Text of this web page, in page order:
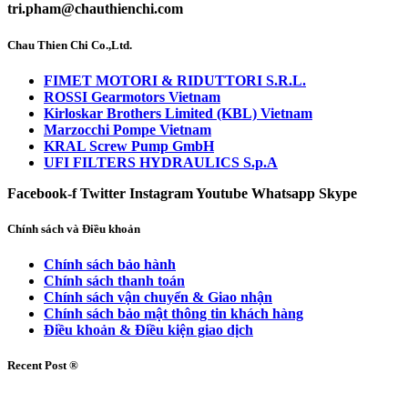
tri.pham@chauthienchi.com
Chau Thien Chi Co.,Ltd.
FIMET MOTORI & RIDUTTORI S.R.L.
ROSSI Gearmotors Vietnam
Kirloskar Brothers Limited (KBL) Vietnam
Marzocchi Pompe Vietnam
KRAL Screw Pump GmbH
UFI FILTERS HYDRAULICS S.p.A
Facebook-f Twitter InstagramYoutube Whatsapp Skype
Chính sách và Điều khoản
Chính sách bảo hành
Chính sách thanh toán
Chính sách vận chuyển & Giao nhận
Chính sách bảo mật thông tin khách hàng
Điều khoản & Điều kiện giao dịch
Recent Post ®